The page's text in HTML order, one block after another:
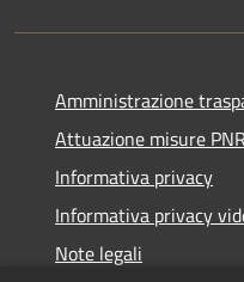
Amministrazione
Attuazione misure
Informativa privacy
Informativa privacy
Note legali